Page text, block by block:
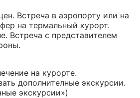
Встреча в аэропорту или на
на термальный курорт.
Встреча с представителем
на курорте.
дополнителные экскурсии.
экскурсии»)